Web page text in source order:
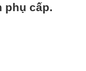
phụ cấp.